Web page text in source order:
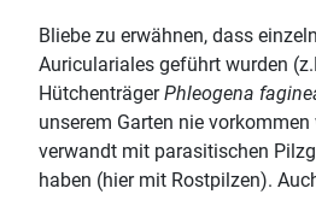
Bliebe zu erwähnen, dass
Auriculariales geführt wurden
HütchenträgerPhleogena
unserem Garten nie
verwandt mit parasitischen
haben (hier mit Rostpilzen).